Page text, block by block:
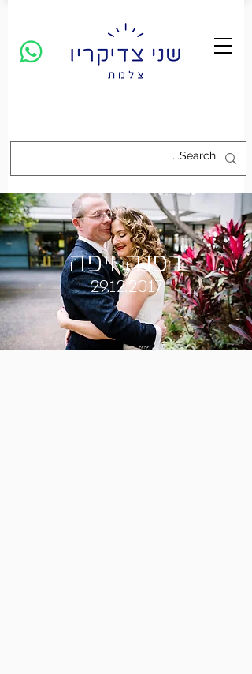
דפנה ויפה
29.12.2017